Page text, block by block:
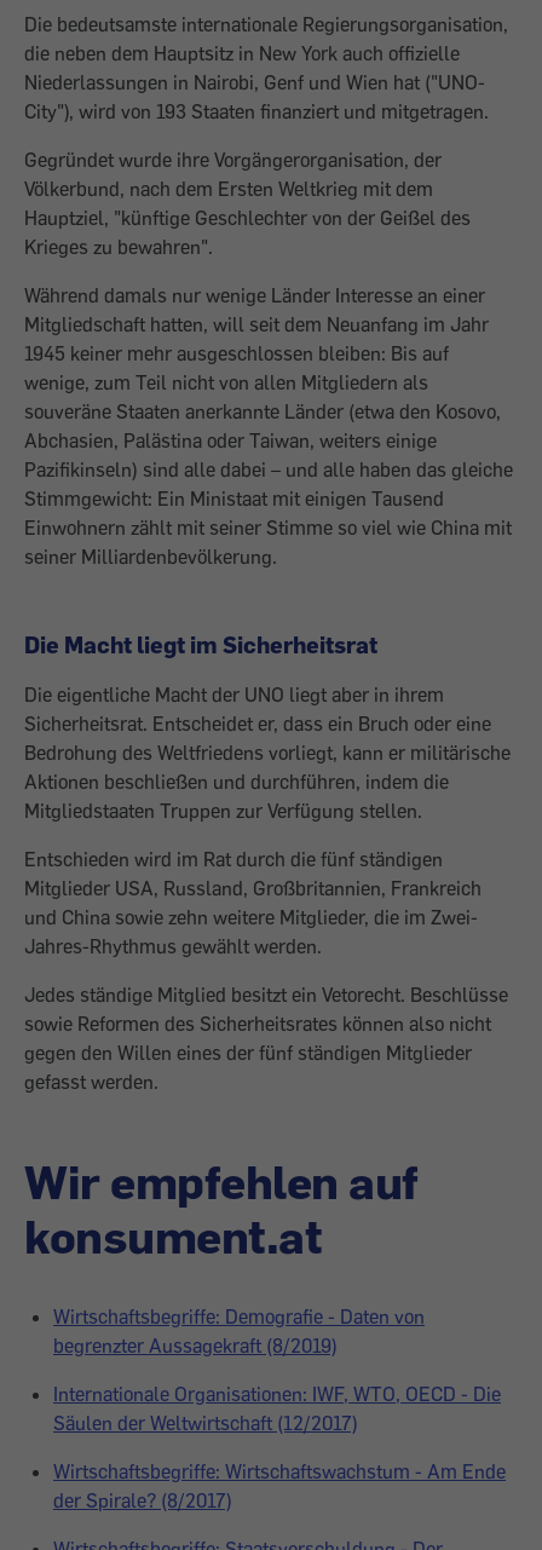
Die bedeutsamste internationale Regierungsorganisation,
die neben dem Hauptsitz in New York auch offizielle
Niederlassungen in Nairobi, Genf und Wien hat ("UNO-
City"), wird von 193 Staaten finanziert und mitgetragen.
Gegründet wurde ihre Vorgängerorganisation, der
Völkerbund, nach dem Ersten Weltkrieg mit dem
Hauptziel, "künftige Geschlechter von der Geißel des
Krieges zu bewahren".
Während damals nur wenige Länder Interesse an einer
Mitgliedschaft hatten, will seit dem Neuanfang im Jahr
1945 keiner mehr ausgeschlossen bleiben: Bis auf
wenige, zum Teil nicht von allen Mitgliedern als
souveräne Staaten anerkannte Länder (etwa den Kosovo,
Abchasien, Palästina oder Taiwan, weiters einige
Pazifikinseln) sind alle dabei – und alle haben das gleiche
Stimmgewicht: Ein Ministaat mit einigen Tausend
Einwohnern zählt mit seiner Stimme so viel wie China mit
seiner Milliardenbevölkerung.
Die Macht liegt im Sicherheitsrat
Die eigentliche Macht der UNO liegt aber in ihrem
Sicherheitsrat. Entscheidet er, dass ein Bruch oder eine
Bedrohung des Weltfriedens vorliegt, kann er militärische
Aktionen beschließen und durchführen, indem die
Mitgliedstaaten Truppen zur Verfügung stellen.
Entschieden wird im Rat durch die fünf ständigen
Mitglieder USA, Russland, Großbritannien, Frankreich
und China sowie zehn weitere Mitglieder, die im Zwei-
Jahres-Rhythmus gewählt werden.
Jedes ständige Mitglied besitzt ein Vetorecht. Beschlüsse
sowie Reformen des Sicherheitsrates können also nicht
gegen den Willen eines der fünf ständigen Mitglieder
gefasst werden.
Wir empfehlen auf
konsument.at
Wirtschaftsbegriffe: Demografie - Daten von
begrenzter Aussagekraft (8/2019)
Internationale Organisationen: IWF, WTO, OECD - Die
Säulen der Weltwirtschaft (12/2017)
Wirtschaftsbegriffe: Wirtschaftswachstum - Am Ende
der Spirale? (8/2017)